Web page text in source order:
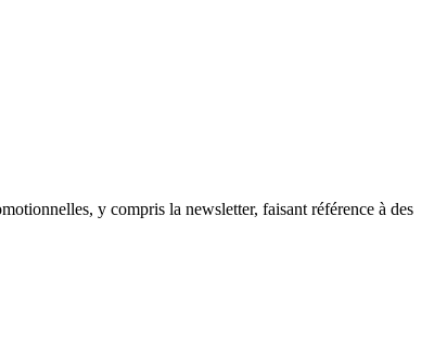
y compris la newsletter, faisant référence à des